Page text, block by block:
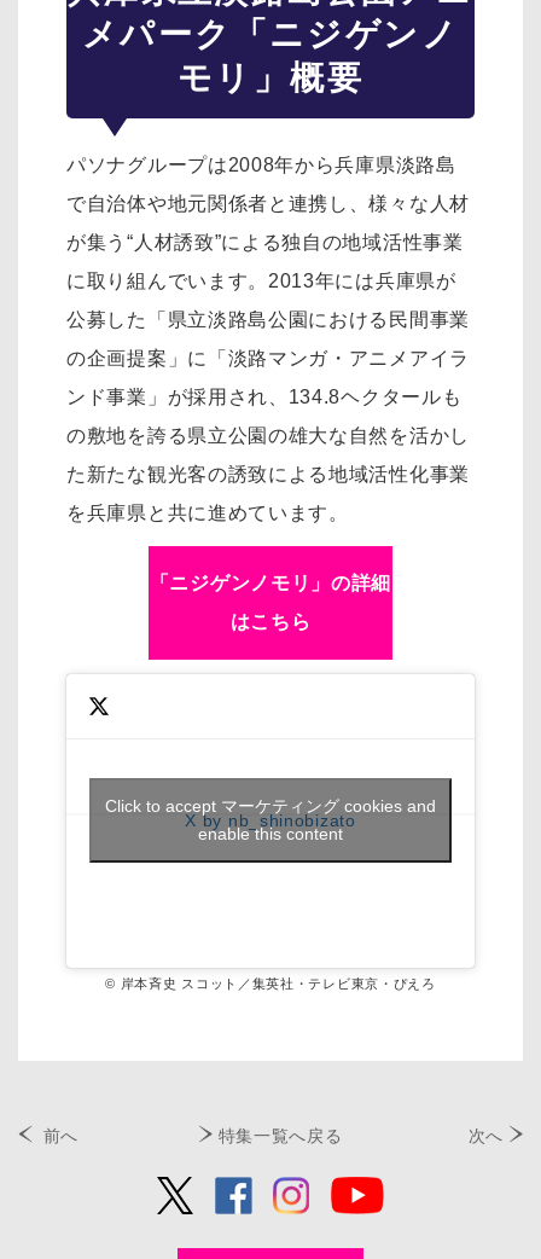
メパーク「ニジゲンノ
モリ」概要
パソナグループは2008年から兵庫県淡路島
で自治体や地元関係者と連携し、様々な人材
が集う“人材誘致”による独自の地域活性事業
に取り組んでいます。2013年には兵庫県が
公募した「県立淡路島公園における民間事業
の企画提案」に「淡路マンガ・アニメアイラ
ンド事業」が採用され、134.8ヘクタールも
の敷地を誇る県立公園の雄大な自然を活かし
た新たな観光客の誘致による地域活性化事業
を兵庫県と共に進めています。
「ニジゲンノモリ」の詳細
はこちら
X by nb_shinobizato
Click to accept マーケティング cookies and
enable this content
© 岸本斉史 スコット／集英社・テレビ東京・ぴえろ
前へ 特集一覧へ戻る 次へ